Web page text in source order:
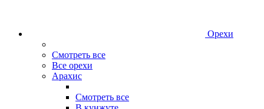
Орехи
Смотреть все
Все орехи
Арахис
Смотреть все